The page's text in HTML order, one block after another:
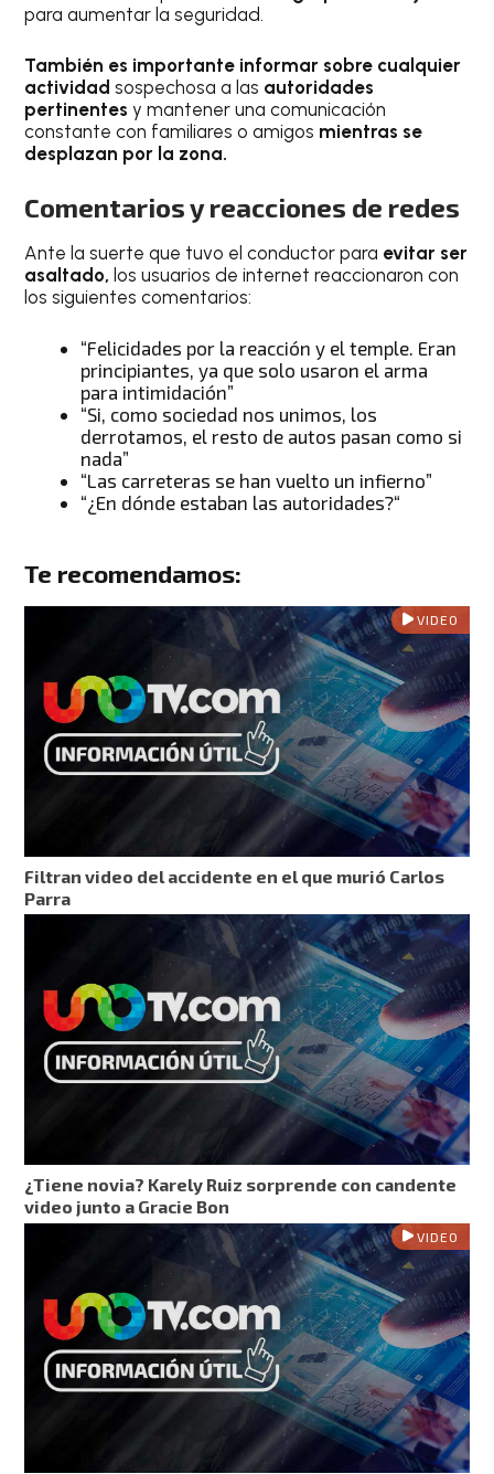
para aumentar la seguridad.
También es importante informar sobre cualquier
actividadsospechosa a las autoridades
pertinentesy mantener una comunicación
constante con familiares o amigos mientras se
desplazan por la zona.
Comentarios y reacciones de redes
Ante la suerte que tuvo el conductor para evitar ser
asaltado, los usuarios de internet reaccionaron con
los siguientes comentarios:
“Felicidades por la reacción y el temple. Eran
principiantes, ya que solo usaron el arma
para intimidación”
“Si, como sociedad nos unimos, los
derrotamos, el resto de autos pasan como si
nada”
“Las carreteras se han vuelto un infierno”
“¿En dónde estaban las autoridades?“
Te recomendamos:
VIDEO
Filtran video del accidente en el que murió Carlos
Parra
¿Tiene novia? Karely Ruiz sorprende con candente
video junto a Gracie Bon
VIDEO